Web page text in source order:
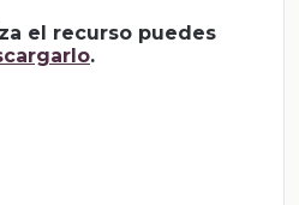
el recurso puedes
.